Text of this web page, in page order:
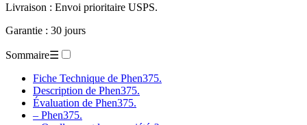
Livraison : Envoi prioritaire USPS.
Garantie : 30 jours
Sommaire☰
Fiche Technique de Phen375.
Description de Phen375.
Évaluation de Phen375.
– Phen375.